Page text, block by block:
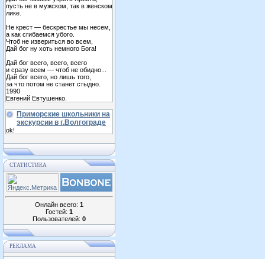
пусть не в мужском, так в женском
лике.
Не крест — бескрестье мы несем,
а как сгибаемся убого.
Чтоб не извериться во всем,
Дай бог ну хоть немного Бога!
Дай бог всего, всего, всего
и сразу всем — чтоб не обидно...
Дай бог всего, но лишь того,
за что потом не станет стыдно.
1990
Евгений Евтушенко.
Приморские школьники на
экскурсии в г.Волгограде
ok!
СТАТИСТИКА
Онлайн всего: 1
Гостей: 1
Пользователей: 0
РЕКЛАМА